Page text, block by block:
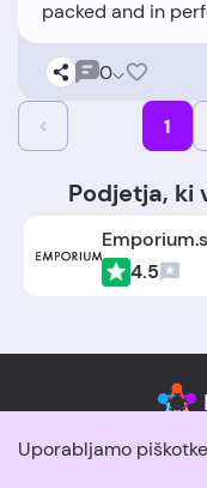
Uporabljamo piškotke
0
< 1
Podjetja, ki
4.5